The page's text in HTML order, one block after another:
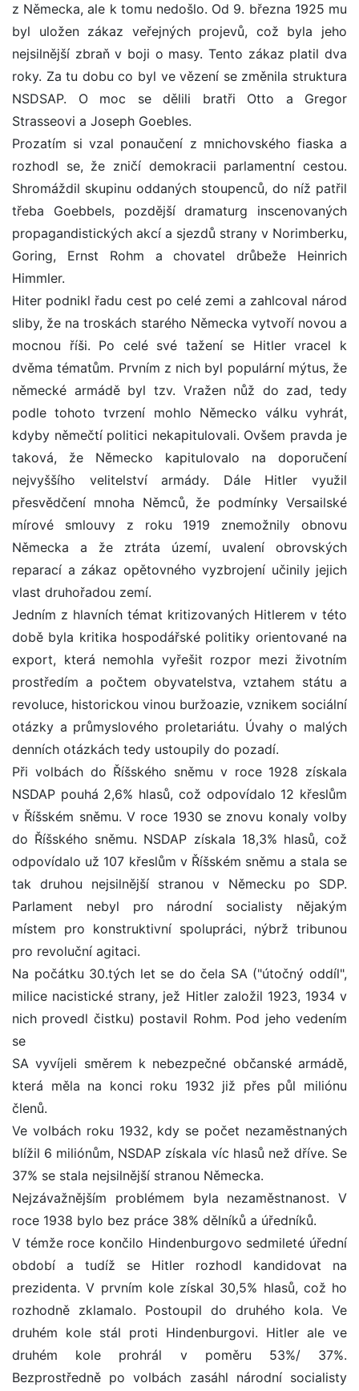
z Německa, ale k tomu nedošlo. Od 9. března 1925 mu
byl uložen zákaz veřejných projevů, což byla jeho
nejsilnější zbraň v boji o masy. Tento zákaz platil dva
roky. Za tu dobu co byl ve vězení se změnila struktura
NSDSAP. O moc se dělili bratři Otto a Gregor
Strasseovi a Joseph Goebles.
Prozatím si vzal ponaučení z mnichovského fiaska a
rozhodl se, že zničí demokracii parlamentní cestou.
Shromáždil skupinu oddaných stoupenců, do níž patřil
třeba Goebbels, pozdější dramaturg inscenovaných
propagandistických akcí a sjezdů strany v Norimberku,
Goring, Ernst Rohm a chovatel drůbeže Heinrich
Himmler.
Hiter podnikl řadu cest po celé zemi a zahlcoval národ
sliby, že na troskách starého Německa vytvoří novou a
mocnou říši. Po celé své tažení se Hitler vracel k
dvěma tématům. Prvním z nich byl populární mýtus, že
německé armádě byl tzv. Vražen nůž do zad, tedy
podle tohoto tvrzení mohlo Německo válku vyhrát,
kdyby němečtí politici nekapitulovali. Ovšem pravda je
taková, že Německo kapitulovalo na doporučení
nejvyššího velitelství armády. Dále Hitler využil
přesvědčení mnoha Němců, že podmínky Versailské
mírové smlouvy z roku 1919 znemožnily obnovu
Německa a že ztráta území, uvalení obrovských
reparací a zákaz opětovného vyzbrojení učinily jejich
vlast druhořadou zemí.
Jedním z hlavních témat kritizovaných Hitlerem v této
době byla kritika hospodářské politiky orientované na
export, která nemohla vyřešit rozpor mezi životním
prostředím a počtem obyvatelstva, vztahem státu a
revoluce, historickou vinou buržoazie, vznikem sociální
otázky a průmyslového proletariátu. Úvahy o malých
denních otázkách tedy ustoupily do pozadí.
Při volbách do Říšského sněmu v roce 1928 získala
NSDAP pouhá 2,6% hlasů, což odpovídalo 12 křeslům
v Říšském sněmu. V roce 1930 se znovu konaly volby
do Říšského sněmu. NSDAP získala 18,3% hlasů, což
odpovídalo už 107 křeslům v Říšském sněmu a stala se
tak druhou nejsilnější stranou v Německu po SDP.
Parlament nebyl pro národní socialisty nějakým
místem pro konstruktivní spolupráci, nýbrž tribunou
pro revoluční agitaci.
Na počátku 30.tých let se do čela SA ("útočný oddíl",
milice nacistické strany, jež Hitler založil 1923, 1934 v
nich provedl čistku) postavil Rohm. Pod jeho vedením
se
SA vyvíjeli směrem k nebezpečné občanské armádě,
která měla na konci roku 1932 již přes půl miliónu
členů.
Ve volbách roku 1932, kdy se počet nezaměstnaných
blížil 6 miliónům, NSDAP získala víc hlasů než dříve. Se
37% se stala nejsilnější stranou Německa.
Nejzávažnějším problémem byla nezaměstnanost. V
roce 1938 bylo bez práce 38% dělníků a úředníků.
V témže roce končilo Hindenburgovo sedmileté úřední
období a tudíž se Hitler rozhodl kandidovat na
prezidenta. V prvním kole získal 30,5% hlasů, což ho
rozhodně zklamalo. Postoupil do druhého kola. Ve
druhém kole stál proti Hindenburgovi. Hitler ale ve
druhém kole prohrál v poměru 53%/ 37%.
Bezprostředně po volbách zasáhl národní socialisty